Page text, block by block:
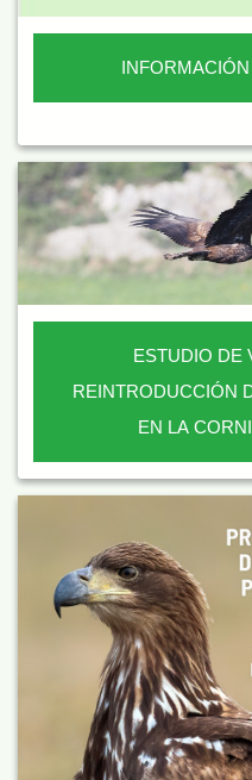
ESTUDIO DE
REINTRODUCCIÓN
EN LA